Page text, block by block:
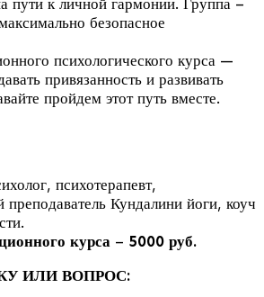
пути к личной гармонии. Группа –
безопасное
психологического курса —
привязанность и развивать
пройдем этот путь вместе.
психотерапевт,
Кундалини йоги, коуч
курса – 5000 руб.
ИЛИ ВОПРОС: